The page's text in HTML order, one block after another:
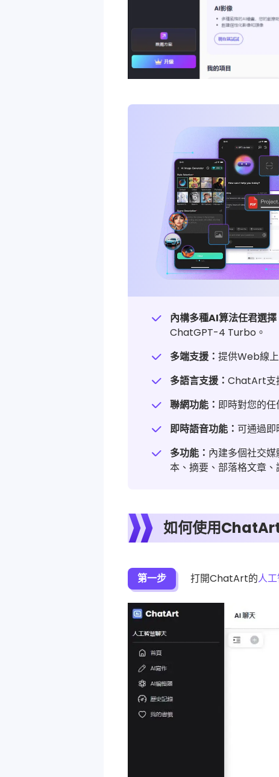
內構多種AI算法任君選擇
ChatGPT-4 Turbo。
多端支援： 提供Web線
多語言支援： ChatArt支
聯網功能： 即時對您的
即時語音功能： 可通過
多功能： 內建多個社交
本、摘要、部落格文章
如何使用
第一步 打開ChatArt的人